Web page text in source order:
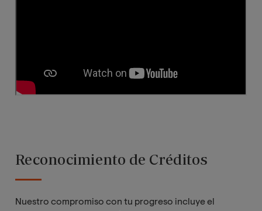
Reconocimiento de Créditos
Nuestro compromiso con tu progreso incluye el